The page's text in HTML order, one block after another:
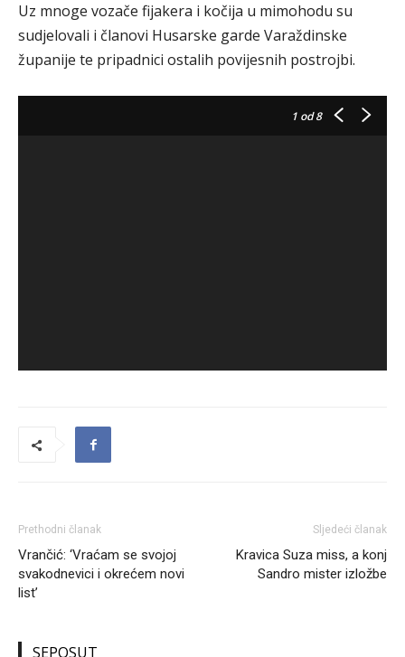
Uz mnoge vozače fijakera i kočija u mimohodu su
sudjelovali i članovi Husarske garde Varaždinske
županije te pripadnici ostalih povijesnih postrojbi.
1 od 8
Prethodni članak
Vrančić: ‘Vraćam se svojoj
svakodnevici i okrećem novi
list’
Sljedeći članak
Kravica Suza miss, a konj
Sandro mister izložbe
SEPOSUT